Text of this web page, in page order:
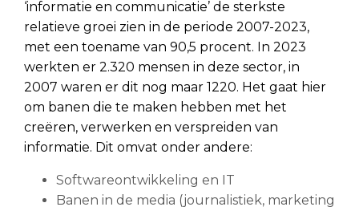
‘informatie en communicatie’ de sterkste
relatieve groei zien in de periode 2007-2023,
met een toename van 90,5 procent. In 2023
werkten er 2.320 mensen in deze sector, in
2007 waren er dit nog maar 1220. Het gaat hier
om banen die te maken hebben met het
creëren, verwerken en verspreiden van
informatie. Dit omvat onder andere:
Softwareontwikkeling en IT
Banen in de media (journalistiek, marketing